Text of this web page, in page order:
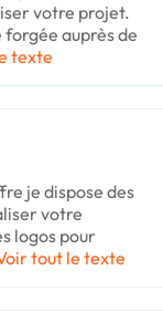
votre projet.
auprès de
texte
je dispose des
votre
logos pour
tout le texte